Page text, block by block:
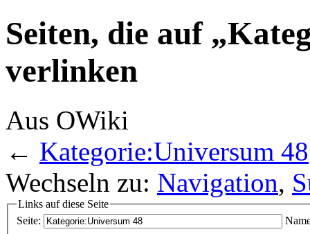
Seiten, die auf
verlinken
Aus OWiki
← Kategorie:Universum 48
Wechseln zu: Navigation,
Links auf diese Seite
Seite: